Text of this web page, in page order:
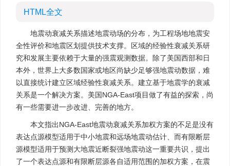
HTML全文
地震动衰减关系描述地震动场的分布，为工程场地地震安
全性评价和地震区划提供技术支撑。区域的经验性衰减关系研
究和发展主要依赖于大量的强震观测数据。除了美国西部和日
本外，世界上大多数国家或地区尚缺少足够强地震动数据，难
以直接统计建立区域经验性衰减关系。建立基于地震学的衰减
关系是一个解决方案。美国NGA-East项目做了有益的探索，尚
有一些需要进一步改进、完善的地方。
本文指出NGA-East地震动衰减关系加权方案的不足是没有
表达点源模型适用于中小地震和远场地震动估计、而有限断层
源模型适用于预测大地震近断裂强地震动这一重要共识，提出
了一个表达点源和有限断层源各自适用范围的加权方案，在震